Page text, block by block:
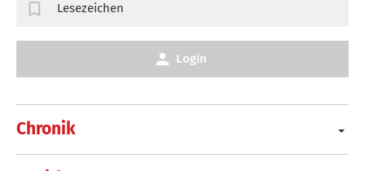
Chronik
Lesezeichen
Login